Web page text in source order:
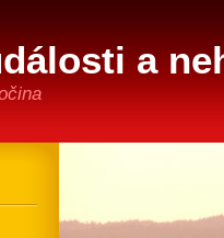
a